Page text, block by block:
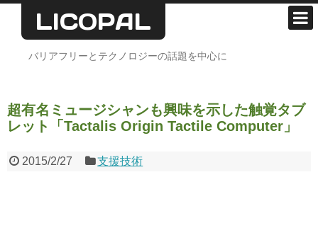
LICOPAL
バリアフリーとテクノロジーの話題を中心に
超有名ミュージシャンも興味を示した触覚タブ
レット「Tactalis Origin Tactile Computer」
2015/2/27 支援技術
デザイン